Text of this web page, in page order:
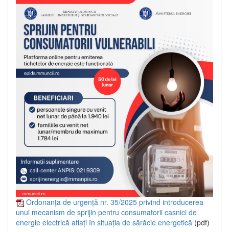
Ordonanța de urgență nr. 35/2025 privind introducerea
unui mecanism de sprijin pentru consumatorii casnici de
energie electrică aflați în situația de sărăcie energetică (pdf)